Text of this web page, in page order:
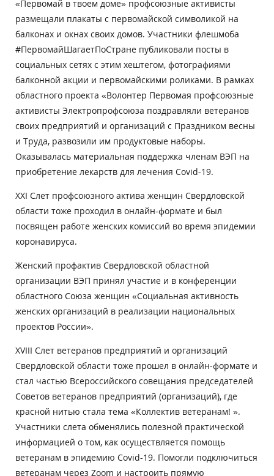
«Первомай в твоем доме» профсоюзные активисты
размещали плакаты с первомайской символикой на
балконах и окнах своих домов. Участники флешмоба
#ПервомайШагаетПоСтране публиковали посты в
социальных сетях с этим хештегом, фотографиями
балконной акции и первомайскими роликами. В рамках
областного проекта «Волонтер Первомая профсоюзные
активисты Электропрофсоюза поздравляли ветеранов
своих предприятий и организаций с Праздником весны
и Труда, развозили им продуктовые наборы.
Оказывалась материальная поддержка членам ВЭП на
приобретение лекарств для лечения Covid-19.
XXI Слет профсоюзного актива женщин Свердловской
области тоже проходил в онлайн-формате и был
посвящен работе женских комиссий во время эпидемии
коронавируса.
Женский профактив Свердловской областной
организации ВЭП принял участие и в конференции
областного Союза женщин «Социальная активность
женских организаций в реализации национальных
проектов России».
XVIII Слет ветеранов предприятий и организаций
Свердловской области тоже прошел в онлайн-формате и
стал частью Всероссийского совещания председателей
Советов ветеранов предприятий (организаций), где
красной нитью стала тема «Коллектив ветеранам! ».
Участники слета обменялись полезной практической
информацией о том, как осуществляется помощь
ветеранам в эпидемию Covid-19. Помогли подключиться
ветеранам через Zoom и настроить прямую